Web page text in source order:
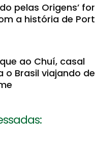
pelas Origens’
a história de
ao Chuí, casal
o Brasil viajando de